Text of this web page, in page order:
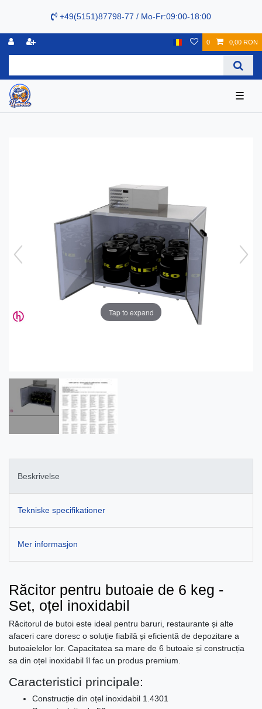
+49(5151)87798-77 / Mo-Fr:09:00-18:00
0 0,00 RON
☰
Tap to expand
Beskrivelse
Tekniske specifikationer
Mer informasjon
Răcitor pentru butoaie de 6 keg -
Set, oțel inoxidabil
Răcitorul de butoi este ideal pentru baruri, restaurante și alte
afaceri care doresc o soluție fiabilă și eficientă de depozitare a
butoaielelor lor. Capacitatea sa mare de 6 butoaie și construcția
sa din oțel inoxidabil îl fac un produs premium.
Caracteristici principale:
Construcție din oțel inoxidabil 1.4301